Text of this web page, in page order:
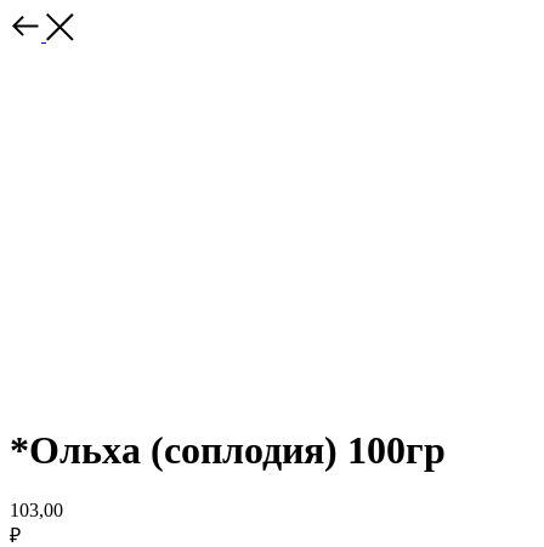
*Ольха (соплодия) 100гр
103,00
₽